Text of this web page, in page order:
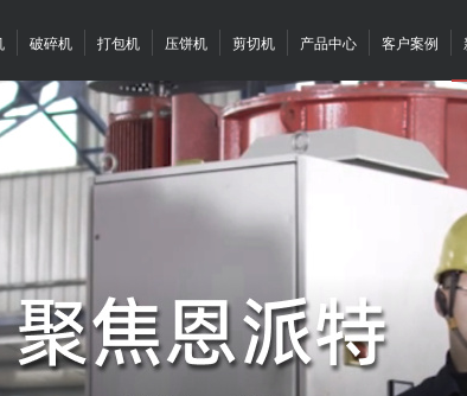
破碎机 打包机 压饼机 剪切机 产品中心 客户案例